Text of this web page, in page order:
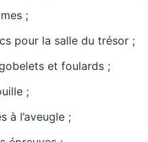
;
pour la salle du trésor ;
et foulards ;
;
à l’aveugle ;